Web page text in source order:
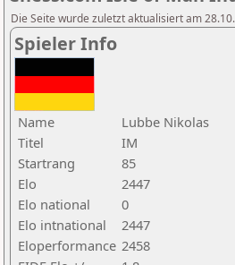
Die Seite wurde zuletzt aktualisiert am
Spieler Info
Name
Lubbe Nikolas
Titel
IM
Startrang
85
Elo
2447
Elo national
0
Elo intnational
2447
Eloperformance 2458